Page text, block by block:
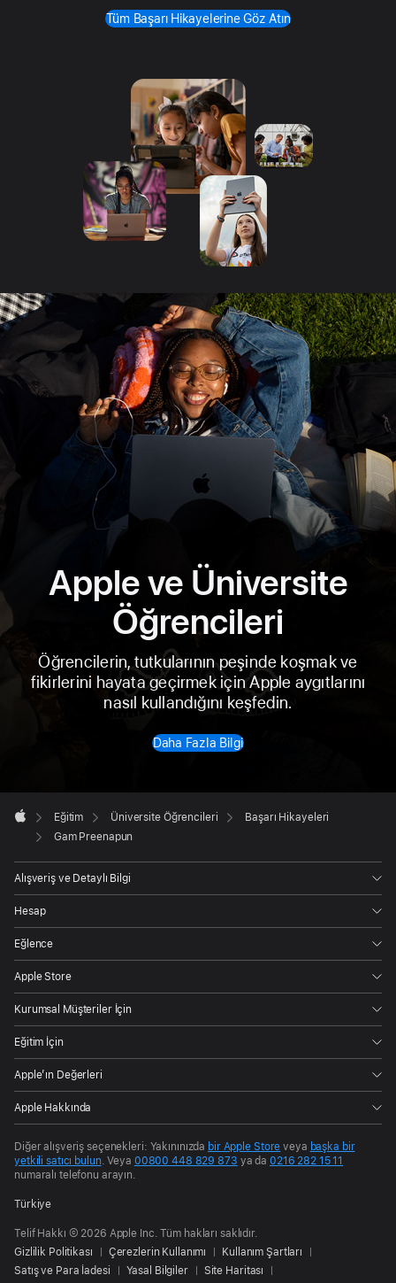
Tüm Başarı Hikayelerine Göz Atın
Apple ve Üniversite
Öğrencileri
Öğrencilerin, tutkularının peşinde koşmak ve
fikirlerini hayata geçirmek içinApple aygıtlarını
nasıl kullandığını keşfedin.
Daha Fazla Bilgi
Alt

Apple
Eğitim Üniversite Öğrencileri
Başarı Hikayeleri
Gam Preenapun
Alışveriş ve Detaylı Bilgi
Hesap
Eğlence
Apple Store
Kurumsal Müşteriler İçin
Eğitim İçin
Apple’ın Değerleri
Apple Hakkında
Diğer alışveriş seçenekleri: Yakınınızda bir Apple Store veya başka bir
yetkili satıcı bulun. Veya 00800 448 829 873 ya da 0216 282 15 11
numaralı telefonu arayın.
Türkiye
Telif Hakkı © 2026 Apple Inc. Tüm hakları saklıdır.
Gizlilik Politikası
Çerezlerin Kullanımı
Kullanım Şartları
Satış ve Para İadesi
Yasal Bilgiler Site Haritası